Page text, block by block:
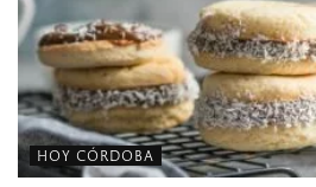
HOY CÓRDOBA